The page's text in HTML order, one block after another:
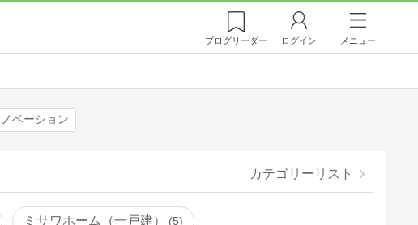
ブログリーダー ログイン メニュー
ノベーション
カテゴリーリスト
ミサワホーム（一戸建） 5